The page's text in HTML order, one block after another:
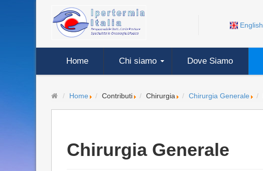
English
Home Chi siamo Dove Siamo
Home Contributi Chirurgia Chirurgia Generale
Chirurgia Generale